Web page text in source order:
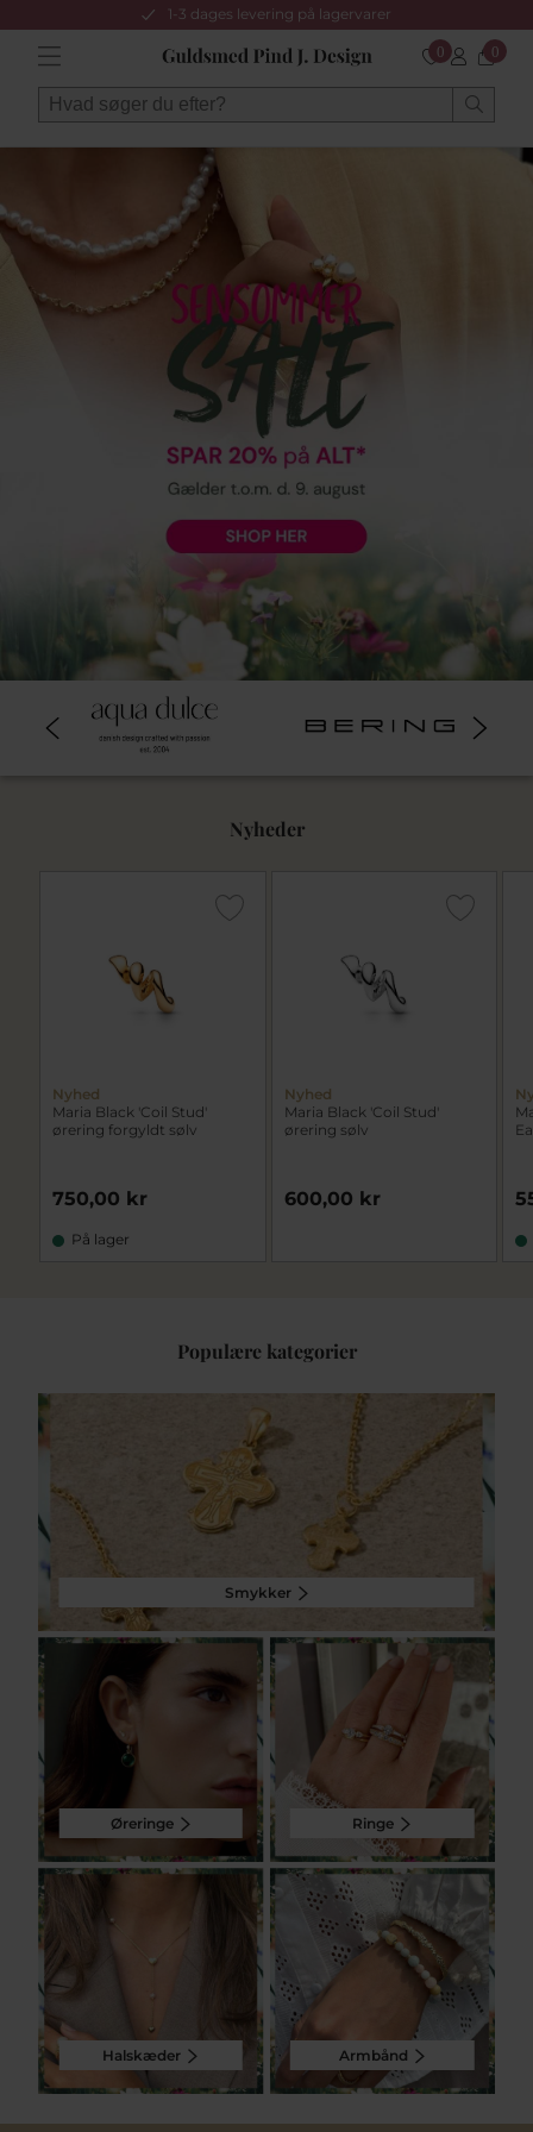
1-3 dages levering på lagervarer
0 0
Nyheder
Nyhed
Maria Black 'Coil Stud'
ørering forgyldt sølv
750,00 kr
På lager
Nyhed
Maria Black 'Coil Stud'
ørering sølv
600,00 kr
Populære kategorier
Smykker
Øreringe Ringe
Halskæder Armbånd